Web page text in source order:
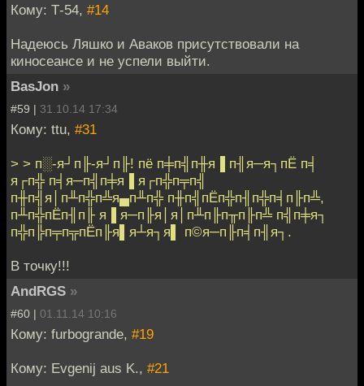
Кому: Т-54, #14
Надеюсь Ляшко и Аваков присутствовали на
киносеансе и не успели выйти.
BasJon »
#59 | 31.10.14 17:34
Кому: ttu, #31
> > п░-я┘п╟-я┘п╟! пё п╪п╣п╫я▐ п╢я─я┐пЁ п╡
я┌п╬ п╡я─п╣п╪я▐ я┌п╬п╤п╣
п╫п╣я│п╨п╬п╩я▄п╨п╬ п╫п╣пЁп╬п╢п╬п╡п╟п╩,
п╨п╬пЁп╢п╟ я▐ я─п╟я│я│п╨п╟п╥п╟п╩ п╣п╪я┐
п╬п╠п╤п╦пЁп╟я▌я┴я┐я▌ п©я─п╟п╡п╢я┐.
В точку!!!
AndRGS »
#60 | 01.11.14 10:16
Кому: furbogrande, #19
Кому: Evgenij aus K., #21